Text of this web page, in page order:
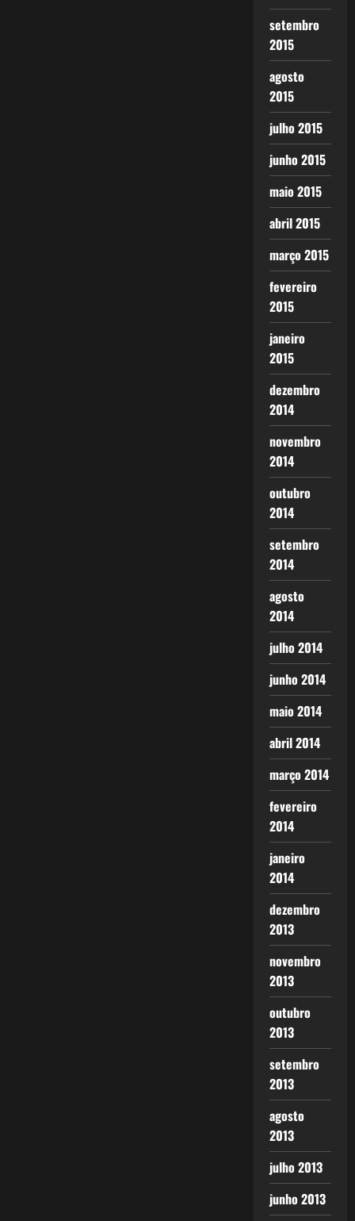
setembro
2015
agosto
2015
julho 2015
junho 2015
maio 2015
abril 2015
março 2015
fevereiro
2015
janeiro
2015
dezembro
2014
novembro
2014
outubro
2014
setembro
2014
agosto
2014
julho 2014
junho 2014
maio 2014
abril 2014
março 2014
fevereiro
2014
janeiro
2014
dezembro
2013
novembro
2013
outubro
2013
setembro
2013
agosto
2013
julho 2013
junho 2013